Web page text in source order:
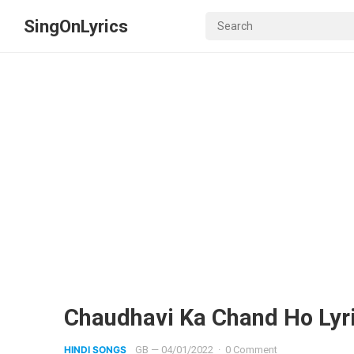
SingOnLyrics
Chaudhavi Ka Chand Ho
HINDI SONGS GB — 04/01/2022 · 0 Comment